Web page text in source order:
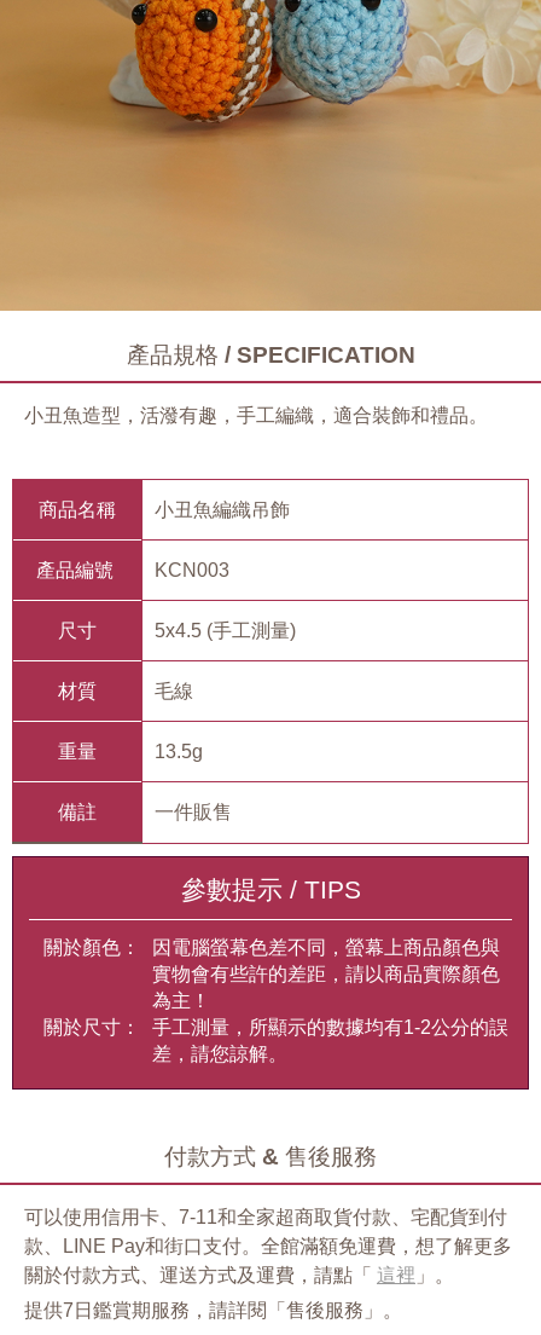
產品規格 / SPECIFICATION
小丑魚造型，活潑有趣，手工編織，適合裝飾和禮品。
商品名稱 小丑魚編織吊飾
產品編號 KCN003
尺寸 5x4.5 (手工測量)
材質 毛線
重量 13.5g
備註 一件販售
參數提示 / TIPS
關於顏色：
因電腦螢幕色差不同，螢幕上商品顏色與
實物會有些許的差距，請以商品實際顏色
為主！
關於尺寸：
手工測量，所顯示的數據均有1-2公分的誤
差，請您諒解。
付款方式 & 售後服務
可以使用信用卡、7-11和全家超商取貨付款、宅配貨到付
款、LINE Pay和街口支付。全館滿額免運費，想了解更多
關於付款方式、運送方式及運費，請點「 這裡 」。
提供7日鑑賞期服務，請詳閱「售後服務」。